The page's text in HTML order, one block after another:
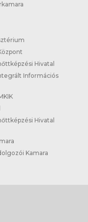
Hivatal
Információs
Hivatal
Kamara